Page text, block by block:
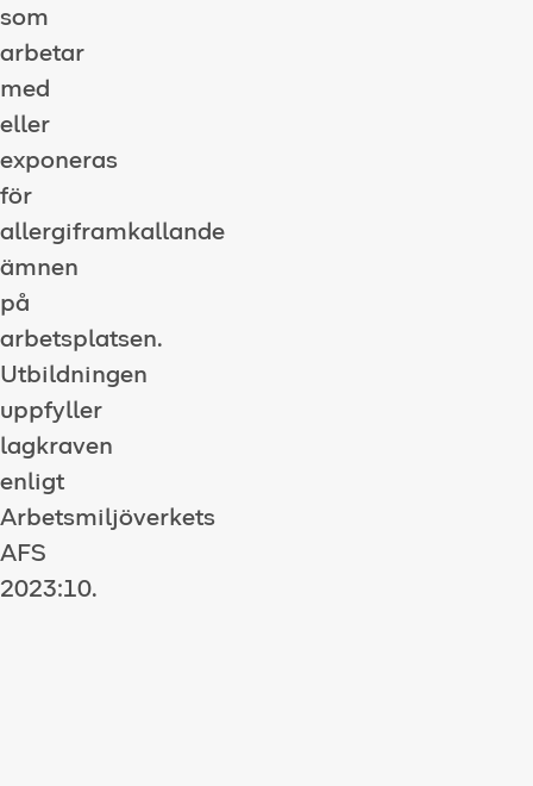
som
arbetar
med
eller
exponeras
för
allergiframkallande
ämnen
på
arbetsplatsen.
Utbildningen
uppfyller
lagkraven
enligt
Arbetsmiljöverkets
AFS
2023:10.